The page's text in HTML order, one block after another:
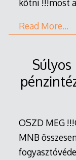
kötni !!!most
Read More…
OSZD MEG
MNB